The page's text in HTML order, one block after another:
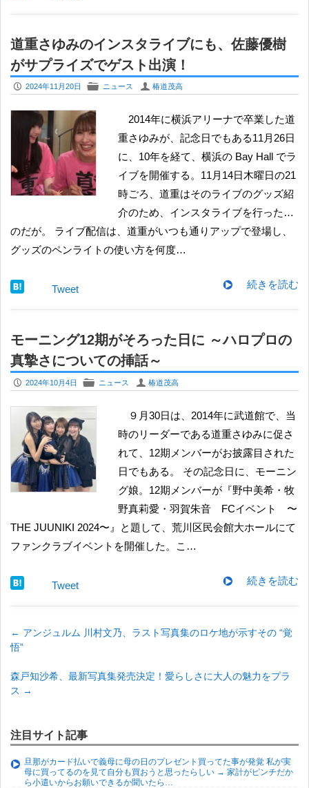
道重さゆみのインスタライブにも、佐藤優樹
がサプライズでゲスト出演！
P 2024年11月20日 F ニュース U 椿道茂高
2014年に横浜アリーナで卒業した道
重さゆみが、記念日でもある11月26日
に、10年を経て、横浜の Bay Hall でラ
イブを開催する。11月14日木曜日の21
時ごろ、道重はそのライブのグッズ紹
介のため、インスタライブを行った…
のだが。 ライブ配信は、道重がいつも通りアップで登場し、
グッズのペンライトの使い方を何度…
続きを読む
Tweet
モーニング12期がそろった日に ～ハロプロの
真摯さについての挿話～
P 2024年10月4日 F ニュース U 椿道茂高
９月30日は、2014年に武道館で、当
時のリーダーである道重さゆみに促さ
れて、12期メンバーがお披露目された
日でもある。 その記念日に、モーニン
グ娘。12期メンバーが『野中美希・牧
野真莉愛・羽賀朱音 FCイベント 〜
THE JUUNIKI 2024〜』と題して、荒川区民会館大ホールにて
ファンクラブイベントを開催した。こ…
続きを読む
Tweet
← アンジュルム 川村文乃、ラスト写真集のロケ地が示すその “覚
悟”
森戸知沙希、最新写真集発売決定！愛らしさに大人の魅力をプラ
ス →
注目サイト記事
旦那がカード払いで義母に母の日のプレゼント買ってた事が発覚 私が実
母に買ってるのを見て自分も買おうと思ったらしい → 家計がピンチだか
ら小遣いからお願いできるか聞いたら…